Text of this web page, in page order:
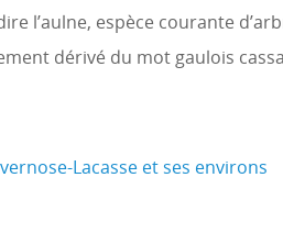
l’aulne, espèce courante
dérivé du mot gaulois
Lacasse et ses environs